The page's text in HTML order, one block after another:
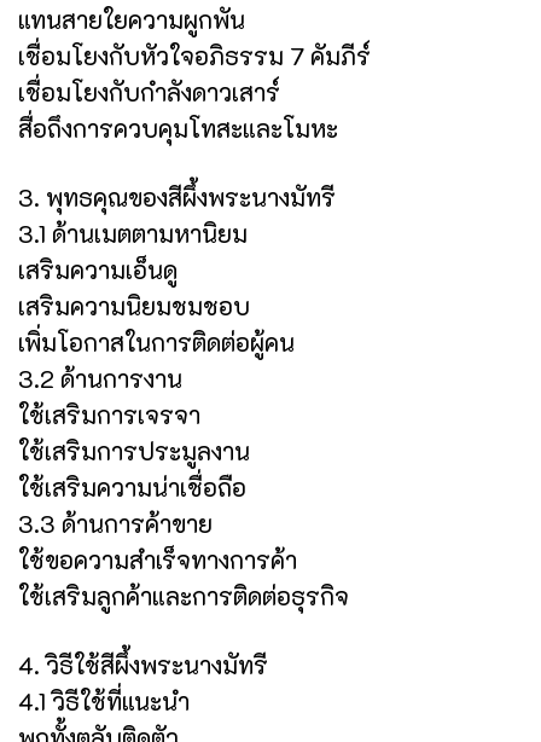
แทนสายใยความผูกพัน
เชื่อมโยงกับหัวใจอภิธรรม 7 คัมภีร์
เชื่อมโยงกับกำลังดาวเสาร์
สื่อถึงการควบคุมโทสะและโมหะ
3. พุทธคุณของสีผึ้งพระนางมัทรี
3.1 ด้านเมตตามหานิยม
เสริมความเอ็นดู
เสริมความนิยมชมชอบ
เพิ่มโอกาสในการติดต่อผู้คน
3.2 ด้านการงาน
ใช้เสริมการเจรจา
ใช้เสริมการประมูลงาน
ใช้เสริมความน่าเชื่อถือ
3.3 ด้านการค้าขาย
ใช้ขอความสำเร็จทางการค้า
ใช้เสริมลูกค้าและการติดต่อธุรกิจ
4. วิธีใช้สีผึ้งพระนางมัทรี
4.1 วิธีใช้ที่แนะนำ